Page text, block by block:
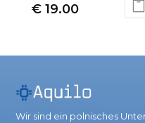
€19.00
Wir sind ein polnisches